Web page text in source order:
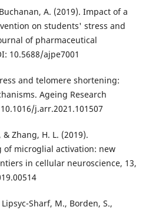
A. (2019). Impact of a
on students' stress and
of pharmaceutical
10.5688/ajpe7001
and telomere shortening:
Ageing Research
j.arr.2021.101507
& Zhang, H. L. (2019).
of microglial activation: new
in cellular neuroscience, 13,
Sharf, M., Borden, S.,